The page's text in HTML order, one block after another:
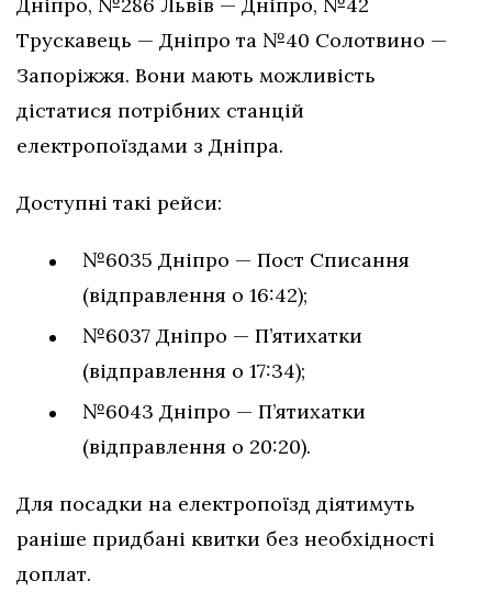
Трускавець — Дніпро та №40 Солотвино —
Запоріжжя. Вони мають можливість
дістатися потрібних станцій
електропоїздами з Дніпра.
Доступні такі рейси:
№6035 Дніпро — Пост Списання
(відправлення о 16:42);
№6037 Дніпро — П’ятихатки
(відправлення о 17:34);
№6043 Дніпро — П’ятихатки
(відправлення о 20:20).
Для посадки на електропоїзд діятимуть
раніше придбані квитки без необхідності
доплат.